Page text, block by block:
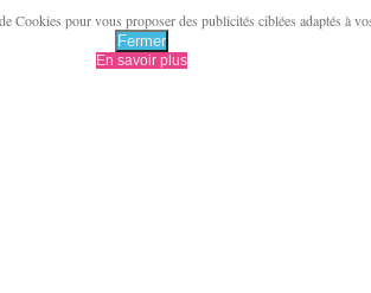
pour vous proposer des publicités ciblées adaptés à
Fermer
En savoir plus